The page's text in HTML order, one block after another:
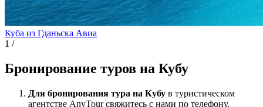
Куба из Гданьска Авиа
1 /
Бронирование туров на Кубу
Для бронирования тура на Кубу в туристическом
агентстве AnyTour свяжитесь с нами по телефону,